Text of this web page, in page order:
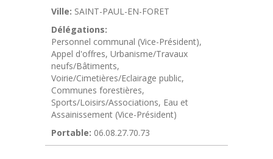
Ville: SAINT-PAUL-EN-FORET
Délégations:
Personnel communal (Vice-Président),
Appel d'offres, Urbanisme/Travaux
neufs/Bâtiments,
Voirie/Cimetières/Eclairage public,
Communes forestières,
Sports/Loisirs/Associations, Eau et
Assainissement (Vice-Président)
Portable: 06.08.27.70.73